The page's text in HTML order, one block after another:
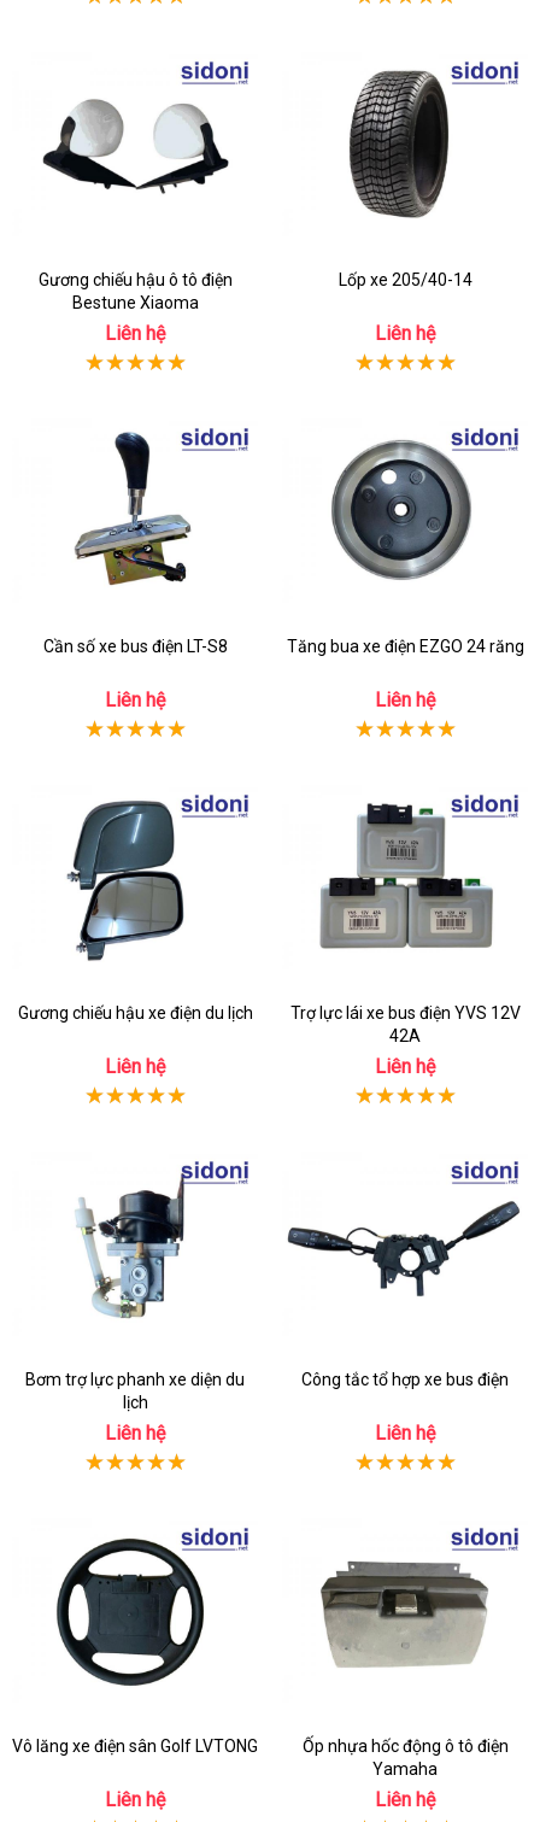
Gương chiếu hậu ô tô điện
Bestune Xiaoma
Liên hệ
Lốp xe 205/40-14
Liên hệ
Cần số xe bus điện LT-S8
Liên hệ
Tăng bua xe điện EZGO 24 răng
Liên hệ
Gương chiếu hậu xe điện du lịch
Liên hệ
Trợ lực lái xe bus điện YVS 12V
42A
Liên hệ
Bơm trợ lực phanh xe diện du
lịch
Liên hệ
Công tắc tổ hợp xe bus điện
Liên hệ
Vô lăng xe điện sân Golf LVTONG
Liên hệ
Ốp nhựa hốc động ô tô điện
Yamaha
Liên hệ